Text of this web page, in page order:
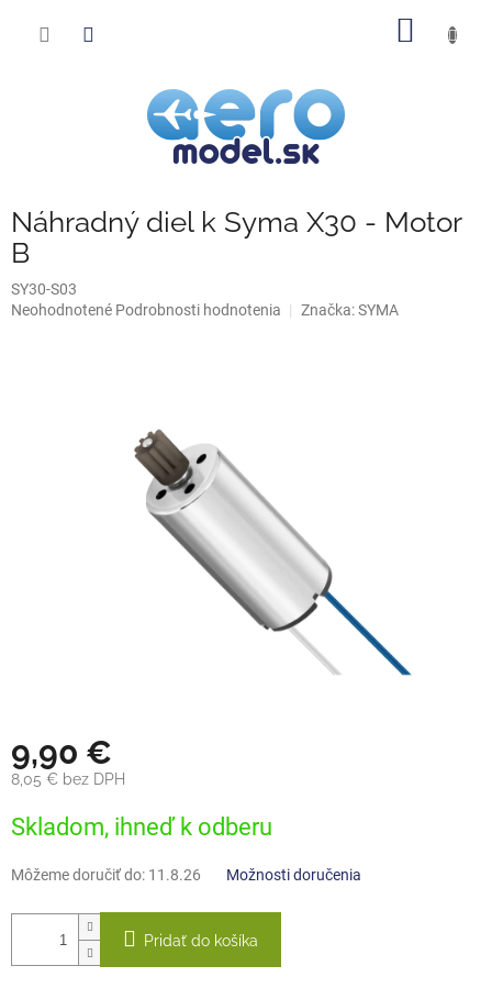
Náhradný diel k Syma X30 - Motor
B
SY30-S03
Priemerné
Neohodnotené Podrobnosti hodnotenia Značka:SYMA
9,90 €
8,05 € bez DPH
cena:
Skladom, ihneď k odberu
Môžeme doručiť do: 11.8.26 Možnosti doručenia
Pridať do košíka